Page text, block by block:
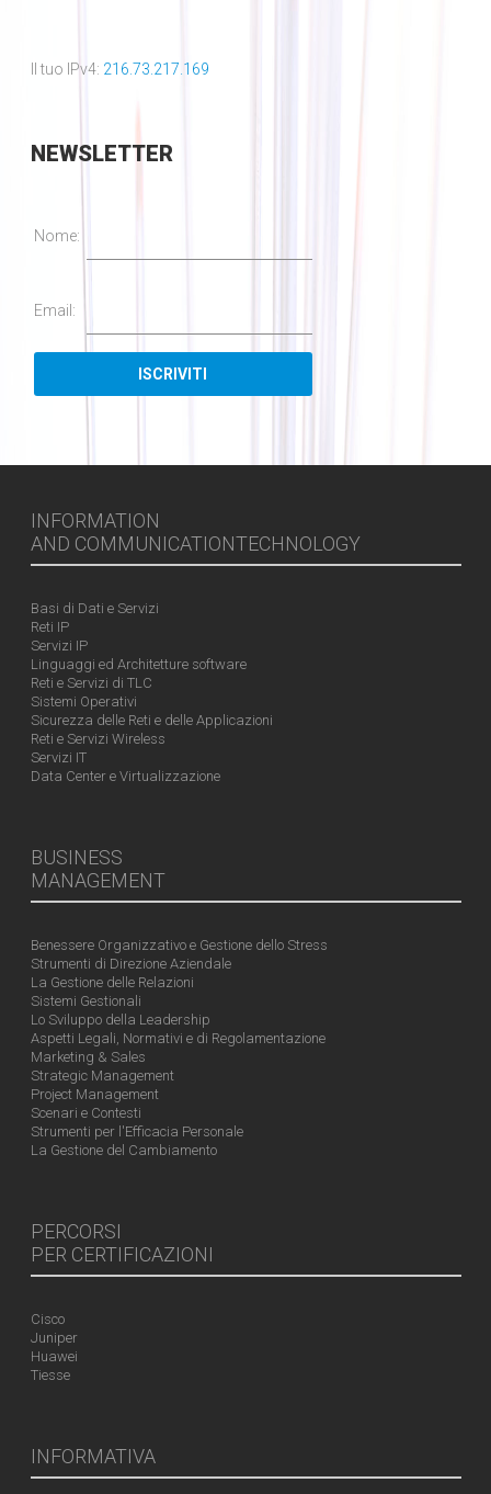
Il tuo IPv4: 216.73.217.169
NEWSLETTER
Nome:
Email:
INFORMATION
AND COMMUNICATIONTECHNOLOGY
Basi di Dati e Servizi
Reti IP
Servizi IP
Linguaggi ed Architetture software
Reti e Servizi di TLC
Sistemi Operativi
Sicurezza delle Reti e delle Applicazioni
Reti e Servizi Wireless
Servizi IT
Data Center e Virtualizzazione
BUSINESS
MANAGEMENT
Benessere Organizzativo e Gestione dello Stress
Strumenti di Direzione Aziendale
La Gestione delle Relazioni
Sistemi Gestionali
Lo Sviluppo della Leadership
Aspetti Legali, Normativi e di Regolamentazione
Marketing & Sales
Strategic Management
Project Management
Scenari e Contesti
Strumenti per l'Efficacia Personale
La Gestione del Cambiamento
PERCORSI
PER CERTIFICAZIONI
Cisco
Juniper
Huawei
Tiesse
INFORMATIVA